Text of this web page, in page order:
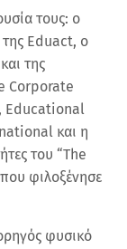
τους: ο
της Eduact, ο
της
Corporate
Educational
και η
του “The
φιλοξένησε
φυσικό